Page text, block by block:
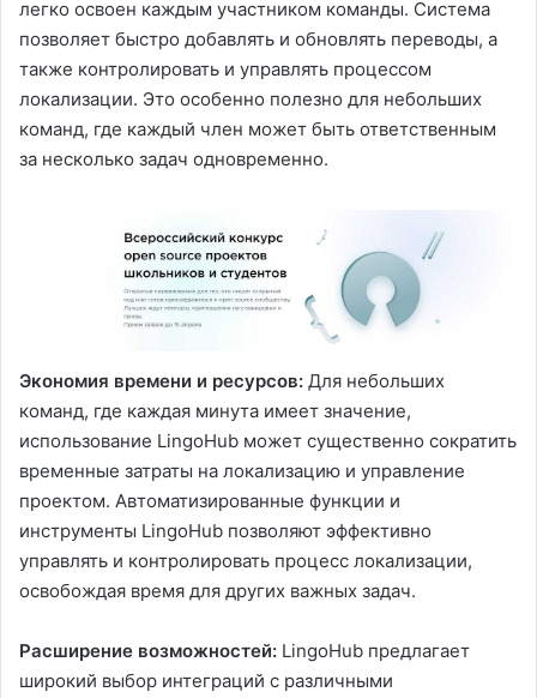
легко освоен каждым участником команды. Система
позволяет быстро добавлять и обновлять переводы, а
также контролировать и управлять процессом
локализации. Это особенно полезно для небольших
команд, где каждый член может быть ответственным
за несколько задач одновременно.
Экономия времени и ресурсов: Для небольших
команд, где каждая минута имеет значение,
использование LingoHub может существенно сократить
временные затраты на локализацию и управление
проектом. Автоматизированные функции и
инструменты LingoHub позволяют эффективно
управлять и контролировать процесс локализации,
освобождая время для других важных задач.
Расширение возможностей: LingoHub предлагает
широкий выбор интеграций с различными